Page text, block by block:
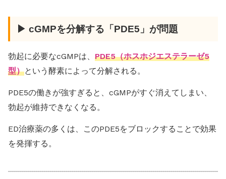
▶ cGMPを分解する「PDE5」が問題
勃起に必要なcGMPは、 PDE5（ホスホジエステラーゼ5
型）という酵素によって分解される。
PDE5の働きが強すぎると、cGMPがすぐ消えてしまい、
勃起が維持できなくなる。
ED治療薬の多くは、このPDE5をブロックすることで効果
を発揮する。